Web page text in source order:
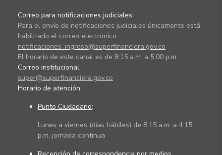
Correo para notificaciones judiciales:
Para el envío de notificaciones judiciales únicamente está
habilitado el correo electrónico
notificaciones_ingreso@superfinanciera.gov.co
El horario de este canal es de 8:15 a.m. a 5:00 p.m.
Correo institucional:
super@superfinanciera.gov.co
Horario de atención
Punto Ciudadano:
Lunes a viernes (días hábiles) de 8:15 a.m. a 4:15
p.m. jornada continua